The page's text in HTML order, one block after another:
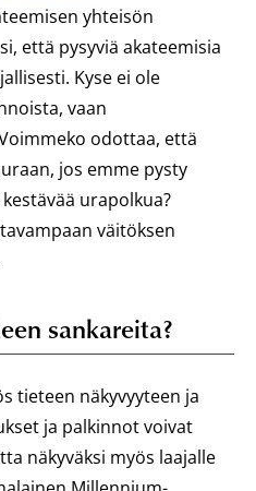
yhteisön
että pysyviä akateemisia
Kyse ei ole
vaan
odottaa, että
jos emme pysty
urapolkua?
väitöksen
sankareita?
tieteen näkyvyyteen ja
ja palkinnot voivat
näkyväksi myös laajalle